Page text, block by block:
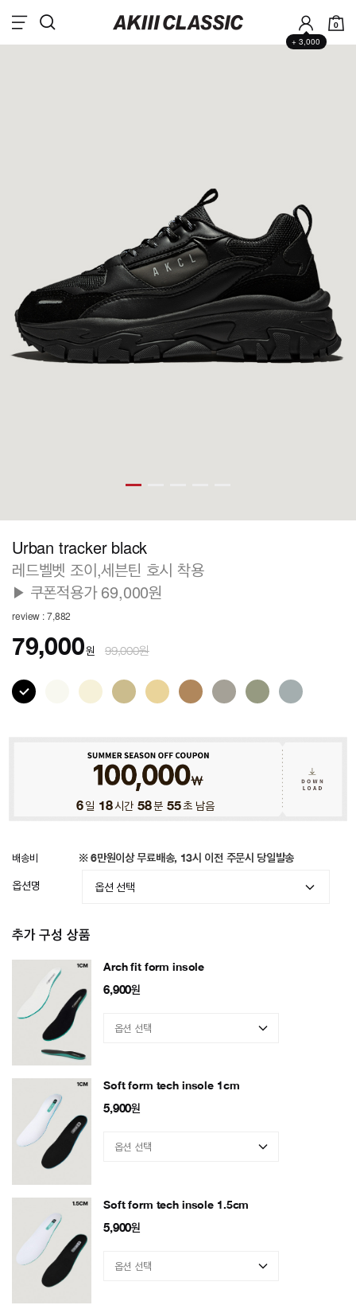
+ 3,000
0
Urban tracker black
레드벨벳 조이,세븐틴 호시 착용
▶ 쿠폰적용가 69,000원
review : 7,882
79,000원 99,000원
6일 18시간 58분 53초 남음
배송비 ※ 6만원이상 무료배송, 13시 이전 주문시 당일발송
옵션명
추가 구성 상품
Arch fit form insole
6,900원
Soft form tech insole 1cm
5,900원
Soft form tech insole 1.5cm
5,900원